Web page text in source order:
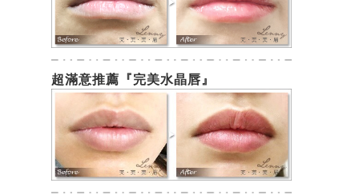
超滿意推薦『完美水晶唇』